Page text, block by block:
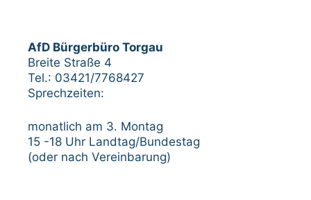
AfD Bürgerbüro Torgau
Breite Straße 4
Tel.: 03421/7768427
Sprechzeiten:
monatlich am 3. Montag
15 -18 Uhr Landtag/Bundestag
(oder nach Vereinbarung)